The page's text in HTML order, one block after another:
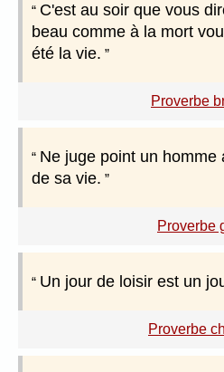
C'est au soir que vous
beau comme à la mort
été la vie.
Proverbe
Ne juge point un homme
de sa vie.
Proverbe
Un jour de loisir est un
Proverbe